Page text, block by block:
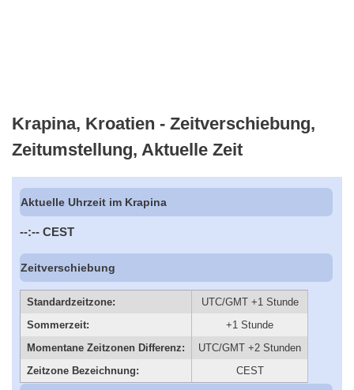
Krapina, Kroatien - Zeitverschiebung,
Zeitumstellung, Aktuelle Zeit
Aktuelle Uhrzeit im Krapina
--:-- CEST
Zeitverschiebung
Standardzeitzone:
UTC/GMT +1 Stunde
Sommerzeit:
+1 Stunde
Momentane Zeitzonen Differenz:
UTC/GMT +2 Stunden
Zeitzone Bezeichnung:
CEST